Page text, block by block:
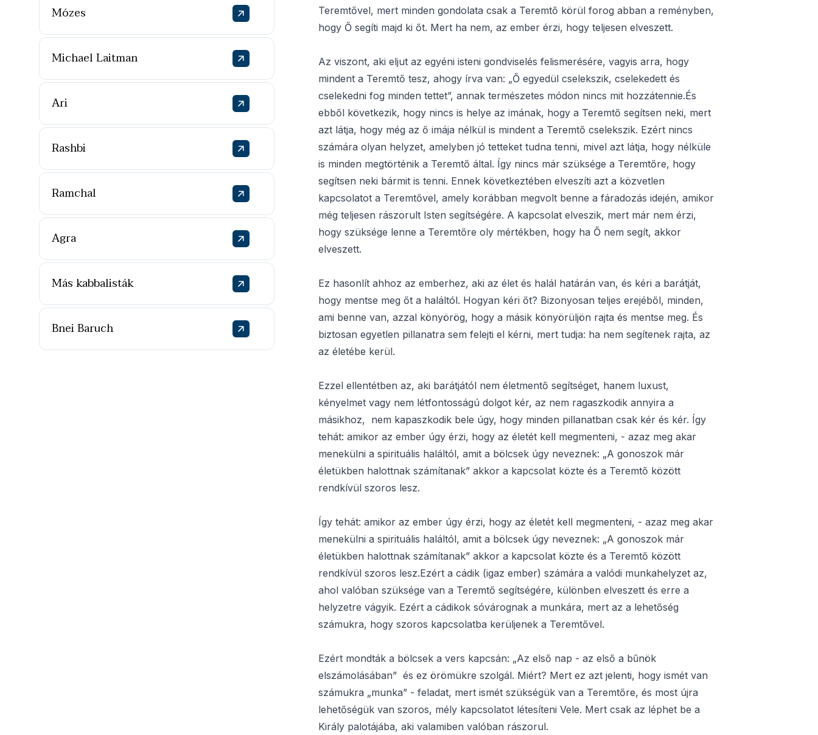
Mózes
Michael Laitman
Ari
Rashbi
Ramchal
Agra
Más kabbalisták
Bnei Baruch
Teremtővel, mert minden gondolata csak a Teremtő körül forog abban a reményben,
hogy Ő segíti majd ki őt. Mert ha nem, az ember érzi, hogy teljesen elveszett.
Az viszont, aki eljut az egyéni isteni gondviselés felismerésére, vagyis arra, hogy
mindent a Teremtő tesz, ahogy írva van: „Ő egyedül cselekszik, cselekedett és
cselekedni fog minden tettet”, annak természetes módon nincs mit hozzátennie.És
ebből következik, hogy nincs is helye az imának, hogy a Teremtő segítsen neki, mert
azt látja, hogy még az ő imája nélkül is mindent a Teremtő cselekszik. Ezért nincs
számára olyan helyzet, amelyben jó tetteket tudna tenni, mivel azt látja, hogy nélküle
is minden megtörténik a Teremtő által. Így nincs már szüksége a Teremtőre, hogy
segítsen neki bármit is tenni. Ennek következtében elveszíti azt a közvetlen
kapcsolatot a Teremtővel, amely korábban megvolt benne a fáradozás idején, amikor
még teljesen rászorult Isten segítségére. A kapcsolat elveszik, mert már nem érzi,
hogy szüksége lenne a Teremtőre oly mértékben, hogy ha Ő nem segít, akkor
elveszett.
Ez hasonlít ahhoz az emberhez, aki az élet és halál határán van, és kéri a barátját,
hogy mentse meg őt a haláltól. Hogyan kéri őt? Bizonyosan teljes erejéből, minden,
ami benne van, azzal könyörög, hogy a másik könyörüljön rajta és mentse meg. És
biztosan egyetlen pillanatra sem felejti el kérni, mert tudja: ha nem segítenek rajta, az
az életébe kerül.
Ezzel ellentétben az, aki barátjától nem életmentő segítséget, hanem luxust,
kényelmet vagy nem létfontosságú dolgot kér, az nem ragaszkodik annyira a
másikhoz, nem kapaszkodik bele úgy, hogy minden pillanatban csak kér és kér. Így
tehát: amikor az ember úgy érzi, hogy az életét kell megmenteni, - azaz meg akar
menekülni a spirituális haláltól, amit a bölcsek úgy neveznek: „A gonoszok már
életükben halottnak számítanak” akkor a kapcsolat közte és a Teremtő között
rendkívül szoros lesz.
Így tehát: amikor az ember úgy érzi, hogy az életét kell megmenteni, - azaz meg akar
menekülni a spirituális haláltól, amit a bölcsek úgy neveznek: „A gonoszok már
életükben halottnak számítanak” akkor a kapcsolat közte és a Teremtő között
rendkívül szoros lesz.Ezért a cádik (igaz ember) számára a valódi munkahelyzet az,
ahol valóban szüksége van a Teremtő segítségére, különben elveszett és erre a
helyzetre vágyik. Ezért a cádikok sóvárognak a munkára, mert az a lehetőség
számukra, hogy szoros kapcsolatba kerüljenek a Teremtővel.
Ezért mondták a bölcsek a vers kapcsán: „Az első nap - az első a bűnök
elszámolásában” és ez örömükre szolgál. Miért? Mert ez azt jelenti, hogy ismét van
számukra „munka” - feladat, mert ismét szükségük van a Teremtőre, és most újra
lehetőségük van szoros, mély kapcsolatot létesíteni Vele. Mert csak az léphet be a
Király palotájába, aki valamiben valóban rászorul.